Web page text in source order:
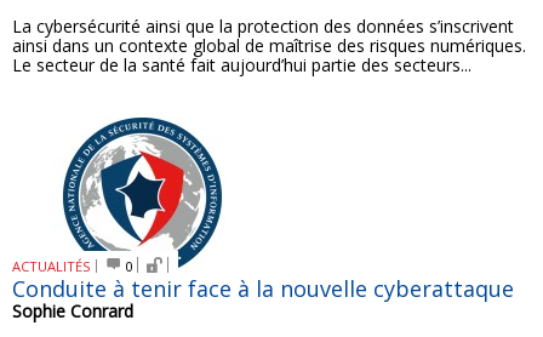
La cybersécurité ainsi que la protection des données s’inscrivent
ainsi dans un contexte global de maîtrise des risques numériques.
Le secteur de la santé fait aujourd’hui partie des secteurs...
ACTUALITÉS 0
Conduite à tenir face à la nouvelle cyberattaque
Sophie Conrard